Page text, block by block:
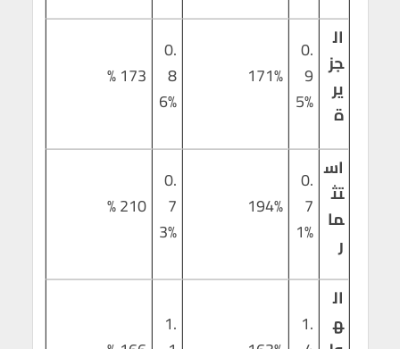
ال
جز
ير
ة
0.
9
5%
171%
0.
8
6%
173 %
اس
تث
ما
ر
0.
7
1%
194%
0.
7
3%
210 %
ال
ه
1.
1.